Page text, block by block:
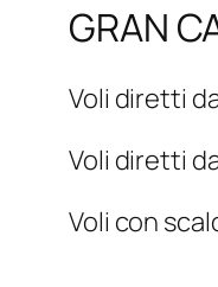
GRAN
Voli diretti
Voli diretti
Voli con